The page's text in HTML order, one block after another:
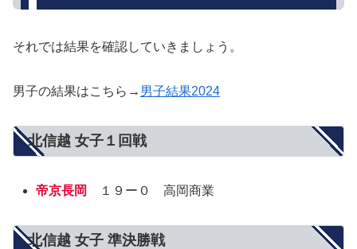
それでは結果を確認していきましょう。
男子の結果はこちら→ 男子結果2024
北信越 女子１回戦
帝京長岡 １９ー０ 高岡商業
北信越 女子 準決勝戦